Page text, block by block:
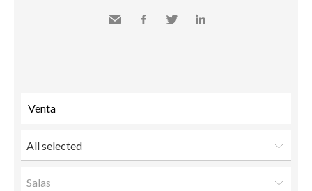
All selected
Salas